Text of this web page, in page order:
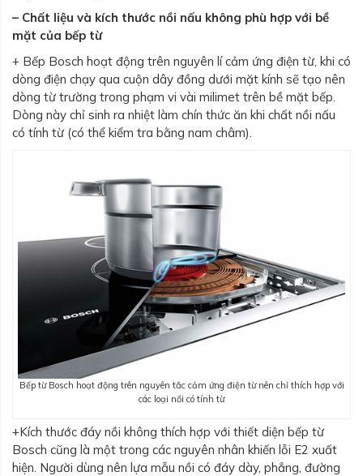
– Chất liệu và kích thước nồi nấu không phù hợp với bề
mặt của bếp từ
+ Bếp Bosch hoạt động trên nguyên lí cảm ứng điện từ, khi có
dòng điện chạy qua cuộn dây đồng dưới mặt kính sẽ tạo nên
dòng từ trường trong phạm vi vài milimet trên bề mặt bếp.
Dòng này chỉ sinh ra nhiệt làm chín thức ăn khi chất nồi nấu
có tính từ (có thể kiểm tra bằng nam châm).
Bếp từ Bosch hoạt động trên nguyên tắc cảm ứng điện từ nên chỉ thích hợp với
các loại nồi có tính từ
+Kích thước đáy nồi không thích hợp với thiết diện bếp từ
Bosch cũng là một trong các nguyên nhân khiến lỗi E2 xuất
hiện. Người dùng nên lựa mẫu nồi có đáy dày, phẳng, đường